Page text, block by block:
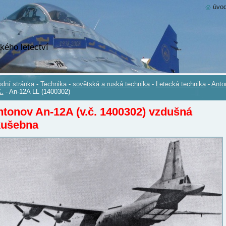
letectví
stránka - Technika - sovětská a ruská technika - Letecká technika -
- An-12A LL (1400302)
An-12A (v.č. 1400302) vzdušná